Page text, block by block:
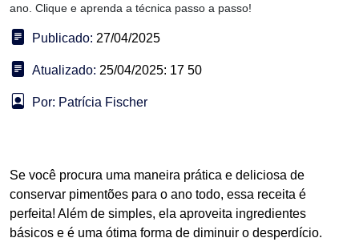
ano. Clique e aprenda a técnica passo a passo!
Publicado: 27/04/2025
Atualizado: 25/04/2025: 17 50
Por: Patrícia Fischer
Se você procura uma maneira prática e deliciosa de
conservar pimentões para o ano todo, essa receita é
perfeita! Além de simples, ela aproveita ingredientes
básicos e é uma ótima forma de diminuir o desperdício.